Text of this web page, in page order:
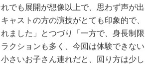
でも展開が想像以上で、思わず声が出
ャストの方の演技がとても印象的で、
ました」とつづり「一方で、身長制限
クションも多く、今回は体験できない
さいお子さん連れだと、回り方は少し